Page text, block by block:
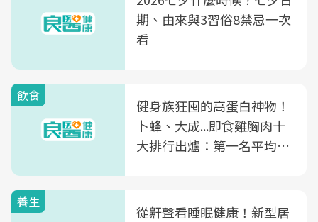
期、由來與3習俗8禁忌一次
看
飲食
健身族狂囤的高蛋白神物！
卜蜂、大成...即食雞胸肉十
大排行出爐：第一名平均一
養生
從鼾聲看睡眠健康！新型居